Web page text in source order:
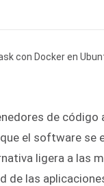
de
el software se
ligera a las
de las